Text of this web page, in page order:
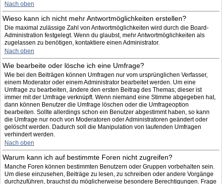
Nach oben
Wieso kann ich nicht mehr Antwortmöglichkeiten erstellen?
Die maximal zulässige Zahl von Antwortmöglichkeiten wird durch die Board-
Administration festgelegt. Wenn du glaubst, mehr Antwortmöglichkeiten als
zugelassen zu benötigen, kontaktiere einen Administrator.
Nach oben
Wie bearbeite oder lösche ich eine Umfrage?
Wie bei den Beiträgen können Umfragen nur vom ursprünglichen Verfasser,
einem Moderator oder einem Administrator bearbeitet werden. Um eine
Umfrage zu bearbeiten, ändere den ersten Beitrag des Themas; dieser ist
immer mit der Umfrage verknüpft. Wenn niemand eine Stimme abgegeben hat,
dann können Benutzer die Umfrage löschen oder die Umfrageoption
bearbeiten. Sollte allerdings schon ein Benutzer abgestimmt haben, so kann
die Umfrage nur noch von Moderatoren oder Administratoren geändert oder
gelöscht werden. Dadurch soll die Manipulation von laufenden Umfragen
verhindert werden.
Nach oben
Warum kann ich auf bestimmte Foren nicht zugreifen?
Manche Foren können bestimmten Benutzern oder Gruppen vorbehalten sein.
Um diese einzusehen, Beiträge zu lesen, zu schreiben oder andere Vorgänge
durchzuführen, brauchst du möglicherweise besondere Berechtigungen. Frage